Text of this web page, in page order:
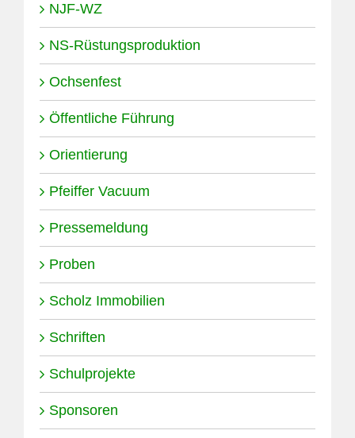
NJF-WZ
NS-Rüstungsproduktion
Ochsenfest
Öffentliche Führung
Orientierung
Pfeiffer Vacuum
Pressemeldung
Proben
Scholz Immobilien
Schriften
Schulprojekte
Sponsoren